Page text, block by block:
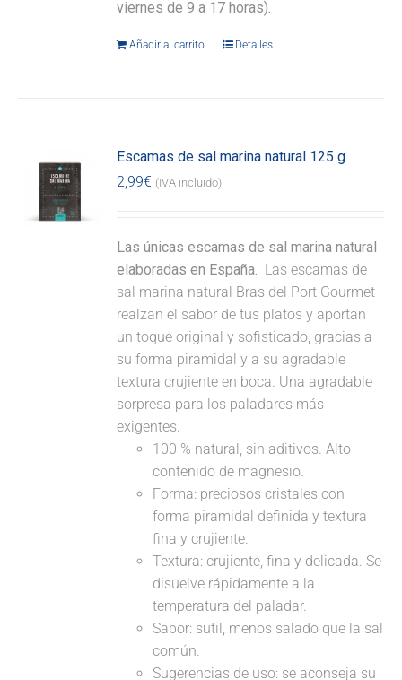
viernes de 9 a 17 horas).
Añadir al carrito Detalles
Escamas de sal marina natural 125 g
2,99€ (IVA incluido)
Las únicas escamas de sal marina natural
elaboradas en España. Las escamas de
sal marina natural Bras del Port Gourmet
realzan el sabor de tus platos y aportan
un toque original y sofisticado, gracias a
su forma piramidal y a su agradable
textura crujiente en boca. Una agradable
sorpresa para los paladares más
exigentes.
100 % natural, sin aditivos. Alto
contenido de magnesio.
Forma: preciosos cristales con
forma piramidal definida y textura
fina y crujiente.
Textura: crujiente, fina y delicada. Se
disuelve rápidamente a la
temperatura del paladar.
Sabor: sutil, menos salado que la sal
común.
Sugerencias de uso: se aconseja su